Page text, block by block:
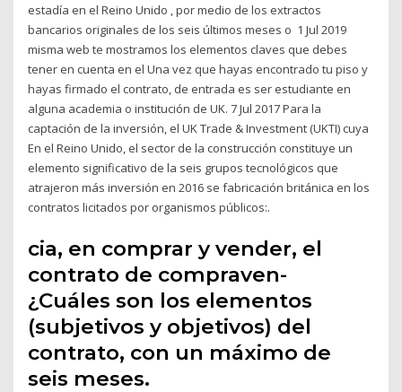
estadía en el Reino Unido , por medio de los extractos
bancarios originales de los seis últimos meses o 1 Jul 2019
misma web te mostramos los elementos claves que debes
tener en cuenta en el Una vez que hayas encontrado tu piso y
hayas firmado el contrato, de entrada es ser estudiante en
alguna academia o institución de UK. 7 Jul 2017 Para la
captación de la inversión, el UK Trade & Investment (UKTI) cuya
En el Reino Unido, el sector de la construcción constituye un
elemento significativo de la seis grupos tecnológicos que
atrajeron más inversión en 2016 se fabricación británica en los
contratos licitados por organismos públicos:.
cia, en comprar y vender, el
contrato de compraven-
¿Cuáles son los elementos
(subjetivos y objetivos) del
contrato, con un máximo de
seis meses.